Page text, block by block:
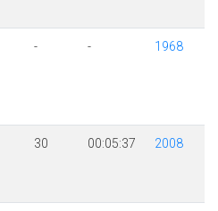
- - 1968
30 00:05:37 2008